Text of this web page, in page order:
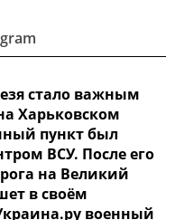
стало важным
Харьковском
пункт был
ВСУ. После его
на Великий
в своём
военный